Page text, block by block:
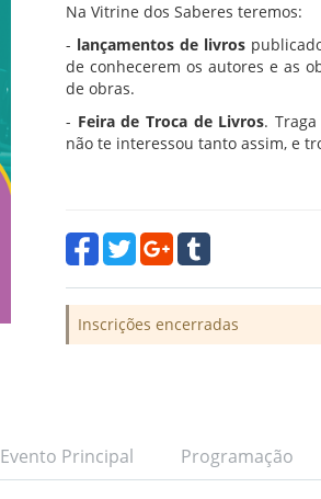
Na Vitrine dos Saberes teremos:
- lançamentos de livros
de conhecerem os autores e as
de obras.
- Feira de Troca de Livros.
não te interessou tanto assim, e
Inscrições encerradas
Evento Principal Programação